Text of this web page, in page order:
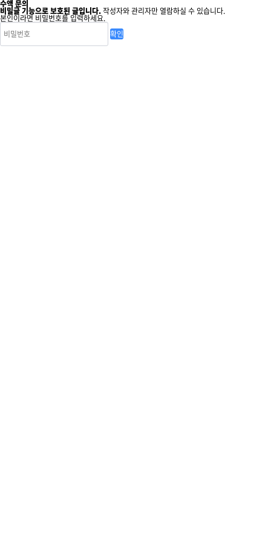
수액 문의
비밀글 기능으로 보호된 글입니다.작성자와 관리자만 열람하실 수 있습니다.
본인이라면 비밀번호를 입력하세요.